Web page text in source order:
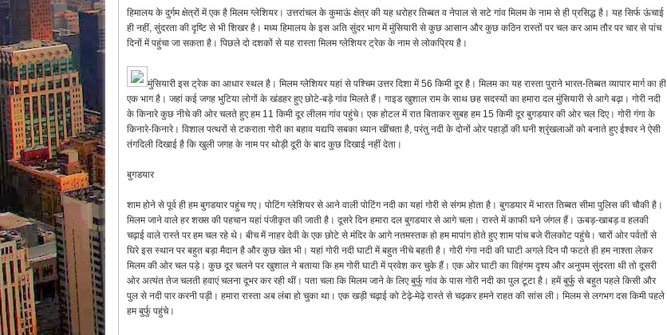
हिमालय के दुर्गम क्षेत्रों में एक है मिलम ग्लेशियर। उत्तरांचल के कुमाऊं क्षेत्र की यह धरोहर तिब्बत व नेपाल से सटे गांव मिलम के नाम से ही प्रसिद्ध है। यह सिर्फ ऊंचाई
ही नहीं, सुंदरता की दृष्टि से भी शिखर है। मध्य हिमालय के इस अति सुंदर भाग में मुंसियारी से कुछ आसान और कुछ कठिन रास्तों पर चल कर आम तौर पर चार से पांच
दिनों में पहुंचा जा सकता है। पिछले दो दशकों से यह रास्ता मिलम ग्लेशियर ट्रेक के नाम से लोकप्रिय है।
मुंसियारी इस ट्रेक का आधार स्थल है। मिलम ग्लेशियर यहां से पश्चिम उत्तर दिशा में 56 किमी दूर है। मिलम का यह रास्ता पुराने भारत-तिब्बत व्यापार मार्ग का ही
एक भाग है। जहां कई जगह भुटिया लोगों के खंडहर हुए छोटे-बड़े गांव मिलते हैं। गाइड खुशाल राम के साथ छह सदस्यों का हमारा दल मुंसियारी से आगे बढ़ा। गोरी नदी
के किनारे कुछ नीचे की ओर चलते हुए हम 11 किमी दूर लीलम गांव पहुंचे। एक होटल में रात बिताकर सुबह हम 15 किमी दूर बुगडयार की ओर चल दिए। गोरी गंगा के
किनारे-किनारे। विशाल पत्थरों से टकराता गोरी का बहाव यद्यपि सबका ध्यान खींचता है, परंतु नदी के दोनों ओर पहाड़ों की घनी श्रृंखलाओं को बनाते हुए ईश्वर ने ऐसी
तंगदिली दिखाई है कि खुली जगह के नाम पर थोड़ी दूरी के बाद कुछ दिखाई नहीं देता।
बुगडयार
शाम होने से पूर्व ही हम बुगडयार पहुंच गए। पोटिंग ग्लेशियर से आने वाली पोटिंग नदी का यहां गोरी से संगम होता है। बुगडयार में भारत तिब्बत सीमा पुलिस की चौकी है।
मिलम जाने वाले हर शख्स की पहचान यहां पंजीकृत की जाती है। दूसरे दिन हमारा दल बुगडयार से आगे चला। रास्ते में काफी घने जंगल हैं। ऊबड़-खाबड़ व हलकी
चढ़ाई वाले रास्ते पर हम चल रहे थे। बीच में नाहर देवी के एक छोटे से मंदिर के आगे नतमस्तक हो हम मापांग होते हुए शाम पांच बजे रीलकोट पहुंचे। चारों ओर पर्वतों से
घिरे इस स्थान पर बहुत बड़ा मैदान है और कुछ खेत भी। यहां गोरी नदी घाटी में बहुत नीचे बहती है। गोरी गंगा नदी की घाटी अगले दिन पौ फटते ही हम नाश्ता लेकर
मिलम की ओर चल पड़े। कुछ दूर चलने पर खुशाल ने बताया कि हम गोरी घाटी में प्रवेश कर चुके हैं। एक ओर घाटी का विहंगम दृश्य और अनुपम सुंदरता थी तो दूसरी
ओर अत्यंत तेज चलती हवाएं चलना दूभर कर रही थीं। पता चला कि मिलम जाने के लिए बुर्फु गांव के पास गोरी नदी का पुल टूटा है। हमें बुर्फु से बहुत पहले किसी और
पुल से नदी पार करनी पड़ी। हमारा रास्ता अब लंबा हो चुका था। एक खड़ी चढ़ाई को टेढ़े-मेढ़े रास्ते से चढ़कर हमने राहत की सांस ली। मिलम से लगभग दस किमी पहले
हम बुर्फु पहुंचे।